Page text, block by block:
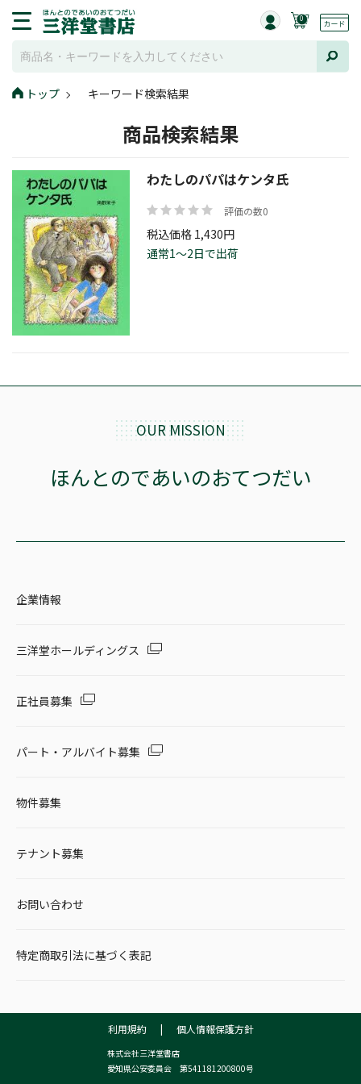
0
トップ キーワード検索結果
商品検索結果
わたしのパパはケンタ氏
評価の数0
税込価格 1,430円
通常1～2日で出荷
OUR MISSION
ほんとのであいのおてつだい
企業情報
三洋堂ホールディングス
正社員募集
パート・アルバイト募集
物件募集
テナント募集
お問い合わせ
特定商取引法に基づく表記
利用規約 個人情報保護方針
株式会社三洋堂書店
愛知県公安委員会 第541181200800号